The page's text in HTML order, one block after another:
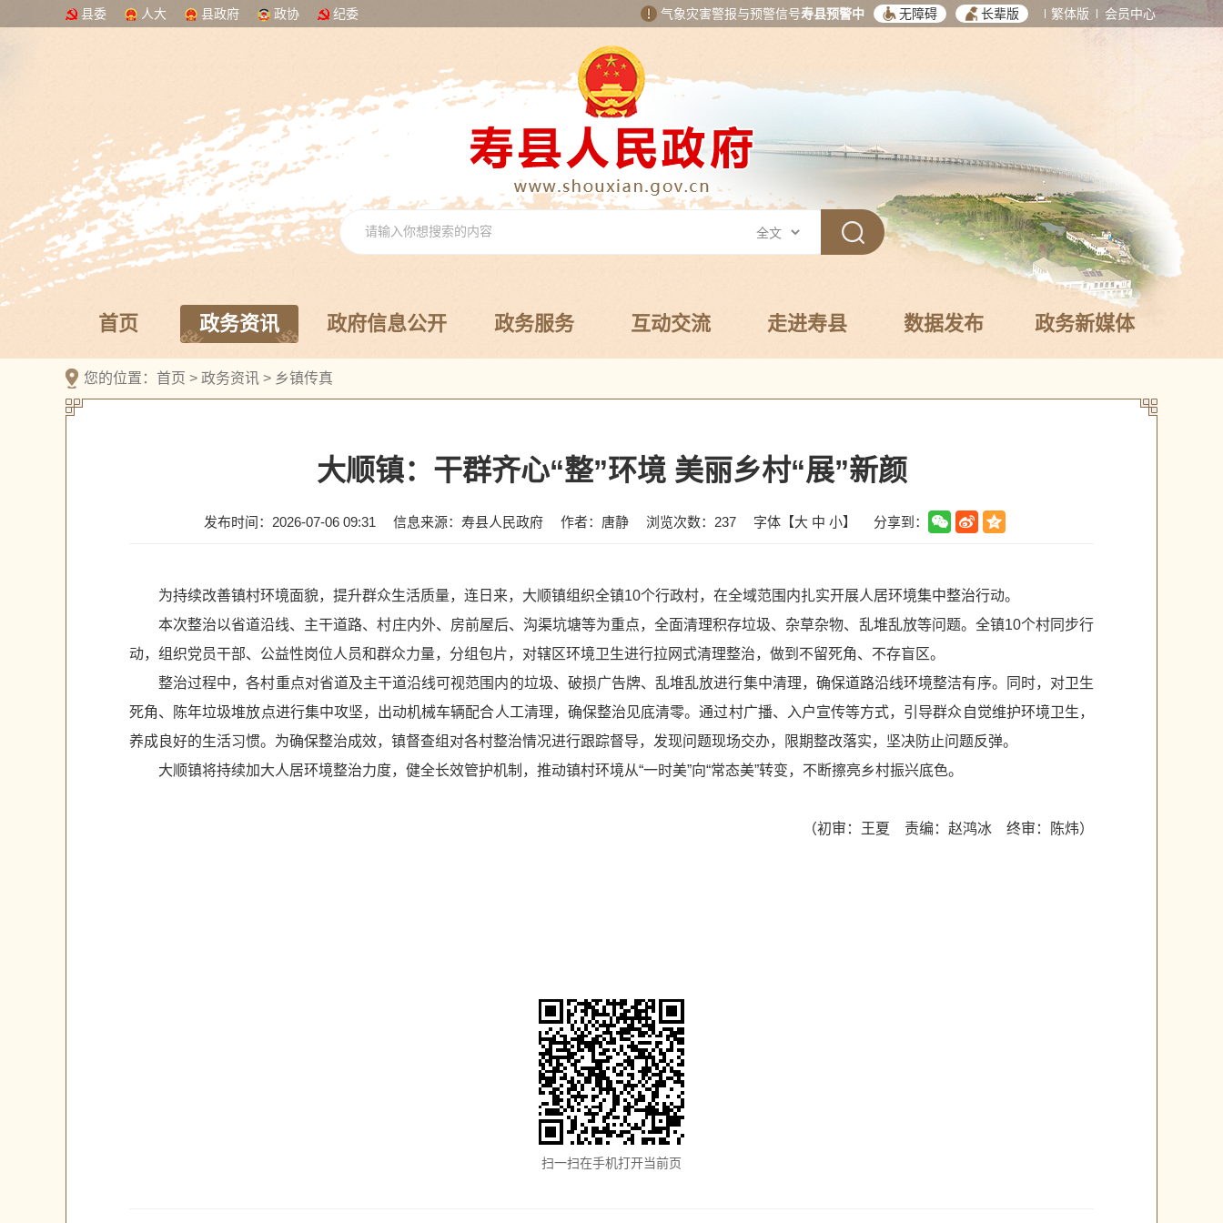
县委 人大 县政府 政协 纪委 气象灾害警报与预警信号寿县预警中 无障碍 长辈版 繁体版 会员中心
首页 政务资讯 政府信息公开 政务服务 互动交流 走进寿县 数据发布 政务新媒体
您的位置： 首页 > 政务资讯 > 乡镇传真
大顺镇：干群齐心“整”环境 美丽乡村“展”新颜
发布时间：2026-07-06 09:31 信息来源：寿县人民政府 作者：唐静 浏览次数： 237 字体【大 中 小】 分享到：
为持续改善镇村环境面貌，提升群众生活质量，连日来，大顺镇组织全镇10个行政村，在全域范围内扎实开展人居环境集中整治行动。
本次整治以省道沿线、主干道路、村庄内外、房前屋后、沟渠坑塘等为重点，全面清理积存垃圾、杂草杂物、乱堆乱放等问题。全镇10个村同步行
动，组织党员干部、公益性岗位人员和群众力量，分组包片，对辖区环境卫生进行拉网式清理整治，做到不留死角、不存盲区。
整治过程中，各村重点对省道及主干道沿线可视范围内的垃圾、破损广告牌、乱堆乱放进行集中清理，确保道路沿线环境整洁有序。同时，对卫生
死角、陈年垃圾堆放点进行集中攻坚，出动机械车辆配合人工清理，确保整治见底清零。通过村广播、入户宣传等方式，引导群众自觉维护环境卫生，
养成良好的生活习惯。为确保整治成效，镇督查组对各村整治情况进行跟踪督导，发现问题现场交办，限期整改落实，坚决防止问题反弹。
大顺镇将持续加大人居环境整治力度，健全长效管护机制，推动镇村环境从“一时美”向“常态美”转变，不断擦亮乡村振兴底色。
（初审：王夏 责编：赵鸿冰 终审：陈炜）
扫一扫在手机打开当前页